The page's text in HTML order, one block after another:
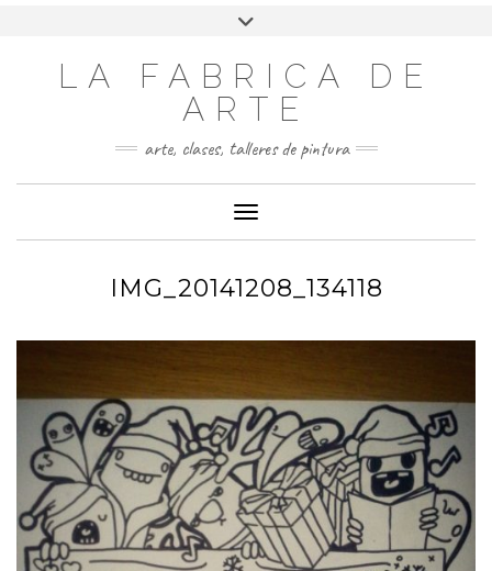
LA FABRICA DE
ARTE
arte, clases, talleres de pintura
Cambiar modo de navegación
IMG_20141208_134118